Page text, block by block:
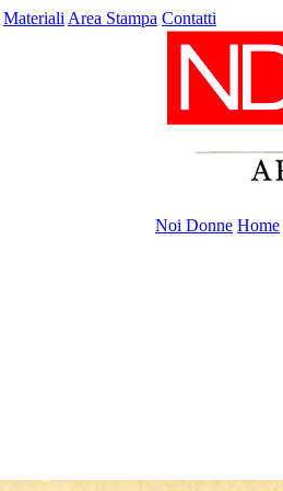
Materiali Area Stampa Contatti
Noi Donne Home